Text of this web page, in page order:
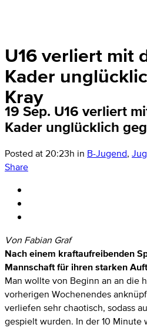
U16 verliert mit
Kader
Kray
19 Sep. U16 verliert
Kader unglücklich
Posted at 20:23h in B-Jugend,
Share
Von Fabian Graf
Nach einem kraftaufreibenden
Mannschaft für ihren starken
Man wollte von Beginn an an die
vorherigen Wochenendes
verliefen sehr chaotisch, sodass
gespielt wurden. In der 10 Minute